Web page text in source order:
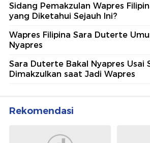
Sidang Pemakzulan Wapres
yang Diketahui Sejauh Ini?
Wapres Filipina Sara Duterte
Nyapres
Sara Duterte Bakal Nyapres Usai
Dimakzulkan saat Jadi Wapres
Rekomendasi